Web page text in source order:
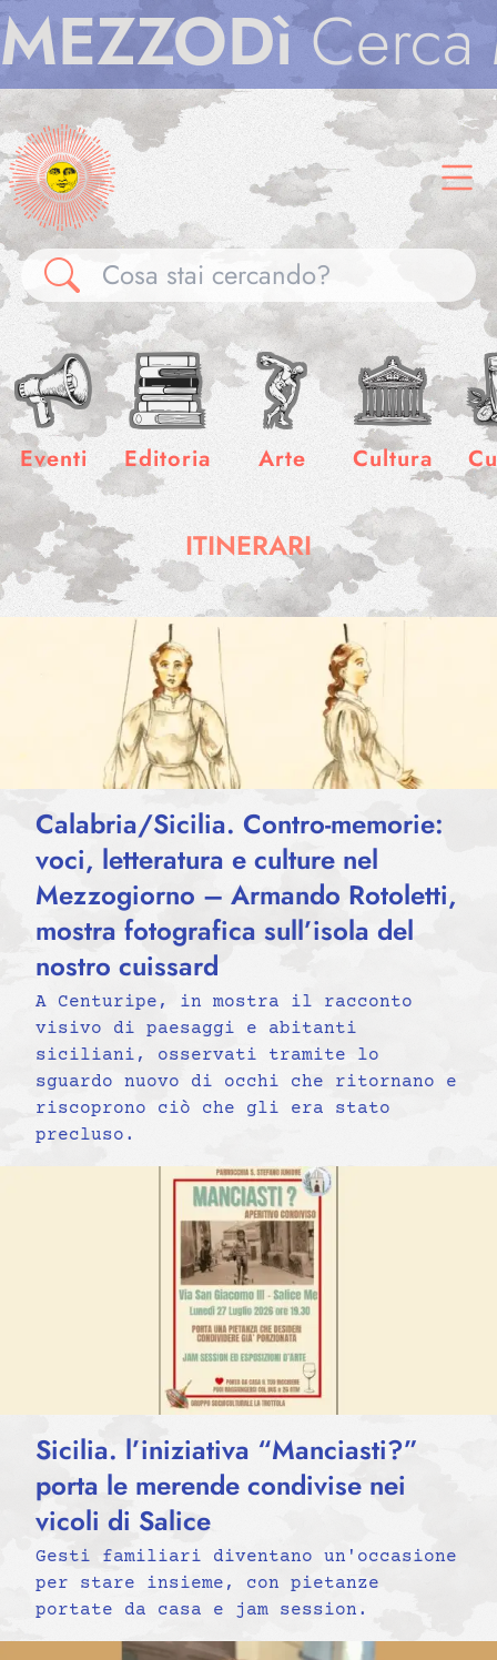
Cerca
Gallerie
Notizie
Shop
Eventi
Chi siamo
Contatti
Eventi Editoria Arte Cultura
ITINERARI
Calabria/Sicilia. Contro-memorie:
voci, letteratura e culture nel
Mezzogiorno – Armando Rotoletti,
mostra fotografica sull’isola del
nostro cuissard
A Centuripe, in mostra il racconto
visivo di paesaggi e abitanti
siciliani, osservati tramite lo
sguardo nuovo di occhi che ritornano e
riscoprono ciò che gli era stato
precluso.
Sicilia. l’iniziativa “Manciasti?”
porta le merende condivise nei
vicoli di Salice
Gesti familiari diventano un'occasione
per stare insieme, con pietanze
portate da casa e jam session.